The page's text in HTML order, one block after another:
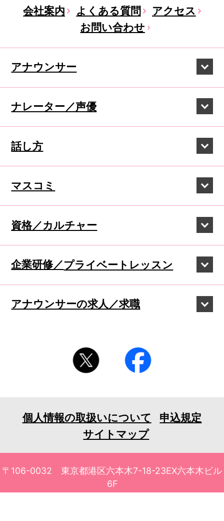
会社案内 よくある質問
アクセス
お問い合わせ
アナウンサー
ナレーター／声優
話し方
マスコミ
資格／カルチャー
企業研修／プライベートレッスン
アナウンサーの求人／求職
個人情報の取扱いについて
申込規定
サイトマップ
〒106-0032 東京都港区六本木7-18-23EX六本木ビル
6F